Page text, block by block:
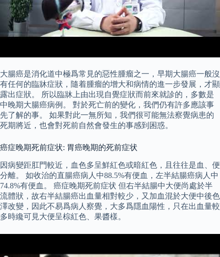
大腸癌是消化道中極爲常見的惡性腫瘤之一，早期大腸癌一般沒
有任何的臨牀症狀，隨着腫瘤的增大和病情的進一步發展，才顯
露出症狀。 所以臨牀上由出現自覺症狀而前來就診的，多數是
中晚期大腸癌病例。 對於死亡前的變化，我們仍有許多應該事
先了解的事。 如果對此一無所知，我們很可能無法察覺病患的
死期將近，也會對死前自然會發生的事感到困惑。
癌症晚期死前症状: 胃癌晚期的死前症状
因病變距肛門較近，血色多呈鮮紅色或暗紅色，且往往是血、便
分離。 如收治的直腸癌病人中88.5%有便血，左半結腸癌病人中
74.8%有便血。 癌症晚期死前症状 但右半結腸中大便尚處於半
流體狀，故右半結腸癌出血量相對較少，又加血混於大便中後色
澤改變，因此不易爲病人察覺，大多爲隱血陽性，只在出血量較
多時纔可見大便呈棕紅色、果醬樣。